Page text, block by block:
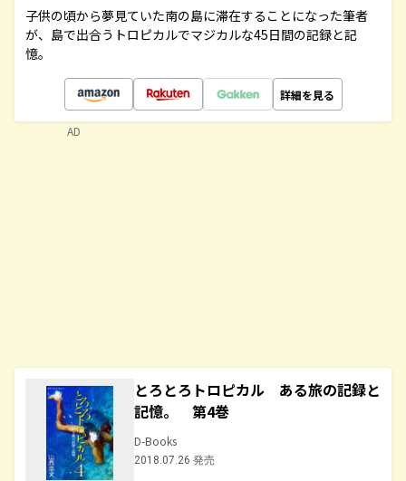
子供の頃から夢見ていた南の島に滞在することになった筆者
が、島で出合うトロピカルでマジカルな45日間の記録と記
憶。
詳細を見る
とろとろトロピカル ある旅の記録と
記憶。 第4巻
D-Books
2018.07.26 発売
AD